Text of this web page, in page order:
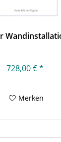
728,00 € *
Merken